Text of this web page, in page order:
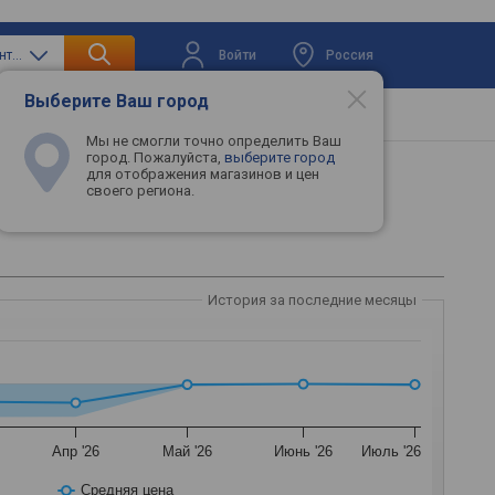
только вытяжные вентиляторы Войти Россия
Выберите Ваш город
Мы не смогли точно определить Ваш
город. Пожалуйста, выберите город
для отображения магазинов и цен
своего региона.
техника Телевизоры
История за последние месяцы
Средняя цена
Апр '26 Май '26 Июнь '26 Июль '26